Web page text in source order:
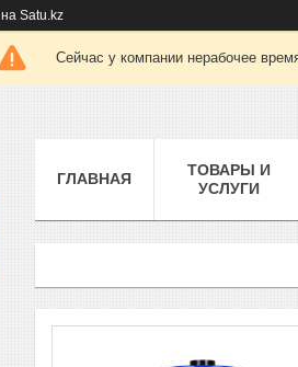
на Satu.kz
Сейчас у компании нерабочее
ГЛАВНАЯ
ТОВАРЫ И
УСЛУГИ